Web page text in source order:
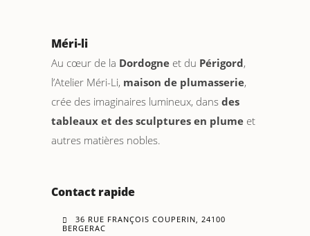
Méri-li
Au cœur de la Dordogne et du Périgord,
l’Atelier Méri-Li, maison de plumasserie,
crée des imaginaires lumineux, dans des
tableaux et des sculptures en plume et
autres matières nobles.
Contact rapide
36 RUE FRANÇOIS COUPERIN, 24100
BERGERAC